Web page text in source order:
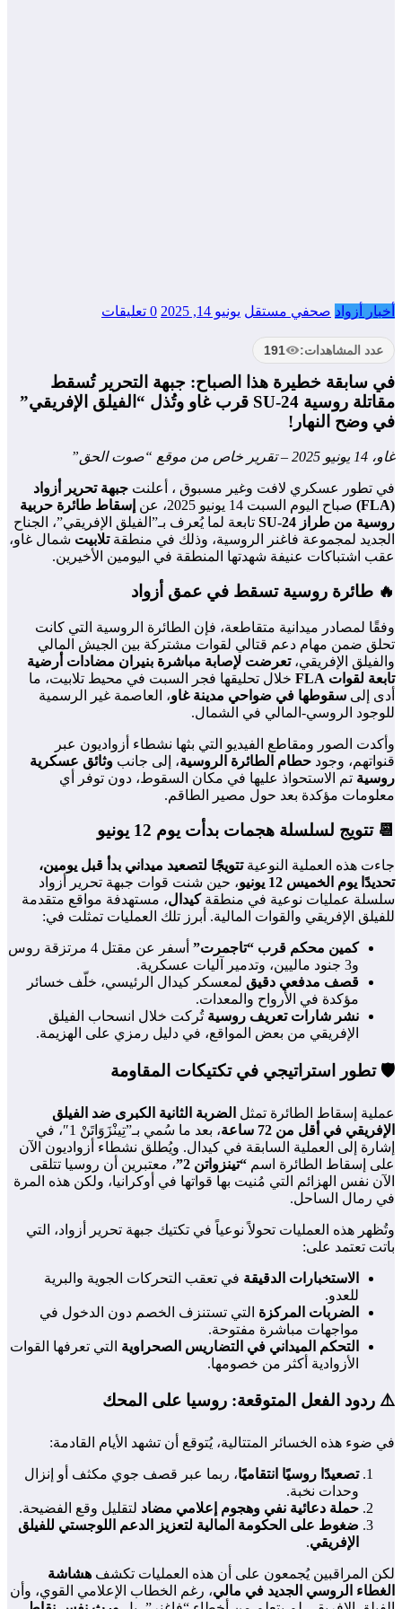
أخبار أزواد صحفي مستقل يونيو 14, 2025 0 تعليقات
عدد المشاهدات: 191
في سابقة خطيرة هذا الصباح: جبهة التحرير تُسقط
مقاتلة روسية SU-24 قرب غاو وتُذل “الفيلق الإفريقي”
في وضح النهار!
غاو، 14 يونيو 2025 – تقرير خاص من موقع “صوت الحق”
في تطور عسكري لافت وغير مسبوق ، أعلنت جبهة تحرير أزواد
(FLA)
صباح اليوم السبت 14 يونيو 2025، عن
إسقاط طائرة حربية
روسية من طراز SU-24
تابعة لما يُعرف بـ”الفيلق الإفريقي”، الجناح
الجديد لمجموعة فاغنر الروسية، وذلك في منطقةتلابيت شمال غاو،
عقب اشتباكات عنيفة شهدتها المنطقة في اليومين الأخيرين.
🔥 طائرة روسية تسقط في عمق أزواد
وفقًا لمصادر ميدانية متقاطعة، فإن الطائرة الروسية التي كانت
تحلق ضمن مهام دعم قتالي لقوات مشتركة بين الجيش المالي
والفيلق الإفريقي،تعرضت لإصابة مباشرة بنيران مضادات أرضية
تابعة لقوات FLA
خلال تحليقها فجر السبت في محيط تلابيت، ما
أدى إلى سقوطها في ضواحي مدينة غاو، العاصمة غير الرسمية
للوجود الروسي-المالي في الشمال.
وأكدت الصور ومقاطع الفيديو التي بثها نشطاء أزواديون عبر
قنواتهم، وجود حطام الطائرة الروسية، إلى جانب وثائق عسكرية
روسية تم الاستحواذ عليها في مكان السقوط، دون توفر أي
معلومات مؤكدة بعد حول مصير الطاقم.
📆 تتويج لسلسلة هجمات بدأت يوم 12 يونيو
جاءت هذه العملية النوعيةتتويجًا لتصعيد ميداني بدأ قبل يومين،
تحديدًا يوم الخميس 12 يونيو
، حين شنت قوات جبهة تحرير أزواد
سلسلة عمليات نوعية في منطقةكيدال، مستهدفة مواقع متقدمة
للفيلق الإفريقي والقوات المالية. أبرز تلك العمليات تمثلت في:
كمين محكم قرب “تاجمرت”
أسفر عن مقتل 4 مرتزقة روس
و3 جنود ماليين، وتدمير آليات عسكرية.
قصف مدفعي دقيق لمعسكر كيدال الرئيسي، خلّف خسائر
مؤكدة في الأرواح والمعدات.
نشر شارات تعريف روسية تُركت خلال انسحاب الفيلق
الإفريقي من بعض المواقع، في دليل رمزي على الهزيمة.
🛡️ تطور استراتيجي في تكتيكات المقاومة
عملية إسقاط الطائرة تمثل الضربة الثانية الكبرى ضد الفيلق
الإفريقي في أقل من 72 ساعة
، بعد ما سُمي بـ”تِينْزَوَاتَنْ 1″، في
إشارة إلى العملية السابقة في كيدال. ويُطلق نشطاء أزواديون الآن
على إسقاط الطائرة اسم “تينزواتن 2”
، معتبرين أن روسيا تتلقى
الآن نفس الهزائم التي مُنيت بها قواتها في أوكرانيا، ولكن هذه المرة
في رمال الساحل.
وتُظهر هذه العمليات تحولاً نوعياً في تكتيك جبهة تحرير أزواد، التي
باتت تعتمد على:
الاستخبارات الدقيقة في تعقب التحركات الجوية والبرية
للعدو.
الضربات المركزة التي تستنزف الخصم دون الدخول في
مواجهات مباشرة مفتوحة.
التحكم الميداني في التضاريس الصحراوية التي تعرفها القوات
الأزوادية أكثر من خصومها.
⚠️ ردود الفعل المتوقعة: روسيا على المحك
في ضوء هذه الخسائر المتتالية، يُتوقع أن تشهد الأيام القادمة:
تصعيدًا روسيًا انتقاميًا، ربما عبر قصف جوي مكثف أو إنزال
وحدات نخبة.
حملة دعائية نفي وهجوم إعلامي مضاد لتقليل وقع الفضيحة.
ضغوط على الحكومة المالية لتعزيز الدعم اللوجستي للفيلق
الإفريقي.
لكن المراقبين يُجمعون على أن هذه العمليات تكشف هشاشة
الغطاء الروسي الجديد في مالي، رغم الخطاب الإعلامي القوي، وأن